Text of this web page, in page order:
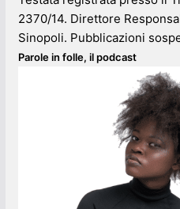
2370/14. Direttore
Sinopoli. Pubblicazioni
Parole in folle, il podcast